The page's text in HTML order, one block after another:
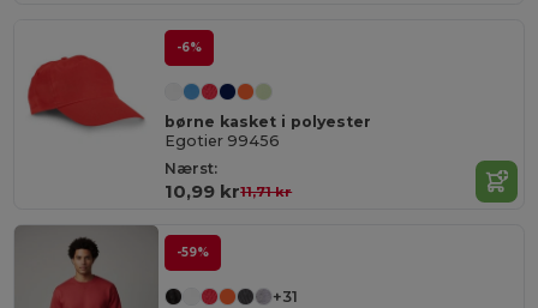
-6%
børne kasket i polyester
Egotier 99456
Nærst:
10,99 kr11,71 kr
-59%
+31